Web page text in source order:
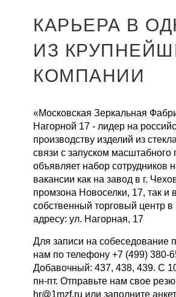
КАРЬЕРА В
ИЗ
КОМПАНИИ
«Московская Зеркальная
Нагорной 17 - лидер на
производству изделий из
связи с запуском масштабного
объявляет набор сотрудников
вакансии как на завод в г.
промзона Новоселки, 17, так и в
собственный торговый центр
адресу: ул. Нагорная, 17
Для записи на собеседование
нам по телефону +7 (499) 380-
Добавочный: 437, 438, 439. С
пн-пт. Отправьте нам свое
hr@1mzf.ru или заполните